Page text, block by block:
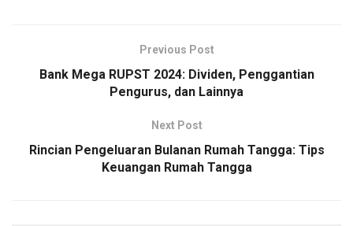
Previous Post
Bank Mega RUPST 2024: Dividen, Penggantian
Pengurus, dan Lainnya
Next Post
Rincian Pengeluaran Bulanan Rumah Tangga: Tips
Keuangan Rumah Tangga